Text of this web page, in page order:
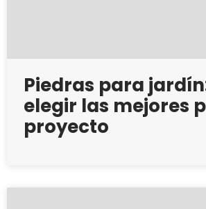
Piedras para
elegir las mejores
proyecto